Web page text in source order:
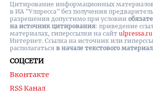
СОЦСЕТИ
Вконтакте
RSS Канал
Цитирование информационных
в ИА "Улпресса" без получения
разрешения допустимо при условии
на источник цитирования: приведение
материалах, гиперссылки на cайт ulpressa.ru
Интернет. Ссылка на источник или
располагаться в начале текстового